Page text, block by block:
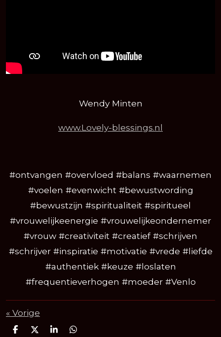
Wendy Minten
www.Lovely-blessings.nl
#ontvangen #overvloed #balans #waarnemen
#voelen #evenwicht #bewustwording
#bewustzijn #spiritualiteit #spiritueel
#vrouwelijkeenergie #vrouwelijkeondernemer
#vrouw #creativiteit #creatief #schrijven
#schrijver #inspiratie #motivatie #vrede #liefde
#authentiek #keuze #loslaten
#frequentieverhogen #moeder #Venlo
« Vorige
D
D
S
D